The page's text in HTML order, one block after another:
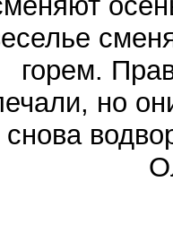
горем.
но
снова